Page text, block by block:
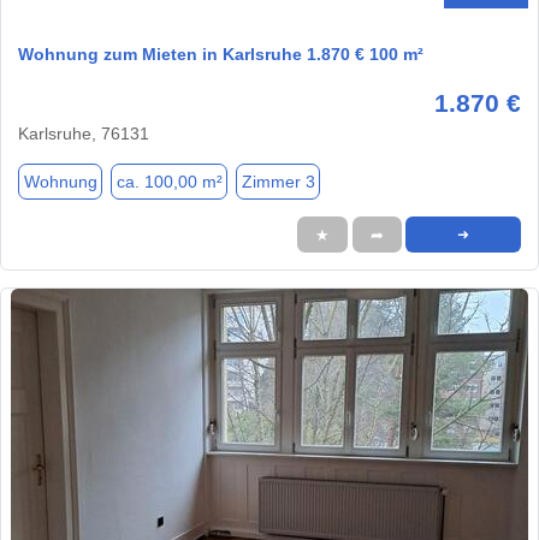
Wohnung zum Mieten in Karlsruhe 1.870 € 100 m²
1.870 €
Karlsruhe, 76131
Wohnung ca. 100,00 m² Zimmer 3
★ ➦ ➜